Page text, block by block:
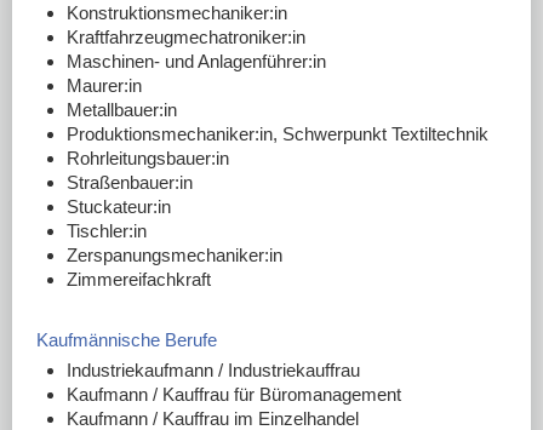
Konstruktionsmechaniker:in
Kraftfahrzeugmechatroniker:in
Maschinen- und Anlagenführer:in
Maurer:in
Metallbauer:in
Produktionsmechaniker:in, Schwerpunkt Textiltechnik
Rohrleitungsbauer:in
Straßenbauer:in
Stuckateur:in
Tischler:in
Zerspanungsmechaniker:in
Zimmereifachkraft
Kaufmännische Berufe
Industriekaufmann / Industriekauffrau
Kaufmann / Kauffrau für Büromanagement
Kaufmann / Kauffrau im Einzelhandel